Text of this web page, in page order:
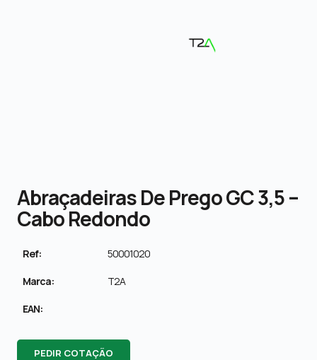
Abraçadeiras De Prego GC 3,5 –
Cabo Redondo
Ref: 50001020
Marca: T2A
EAN:
PEDIR COTAÇÃO